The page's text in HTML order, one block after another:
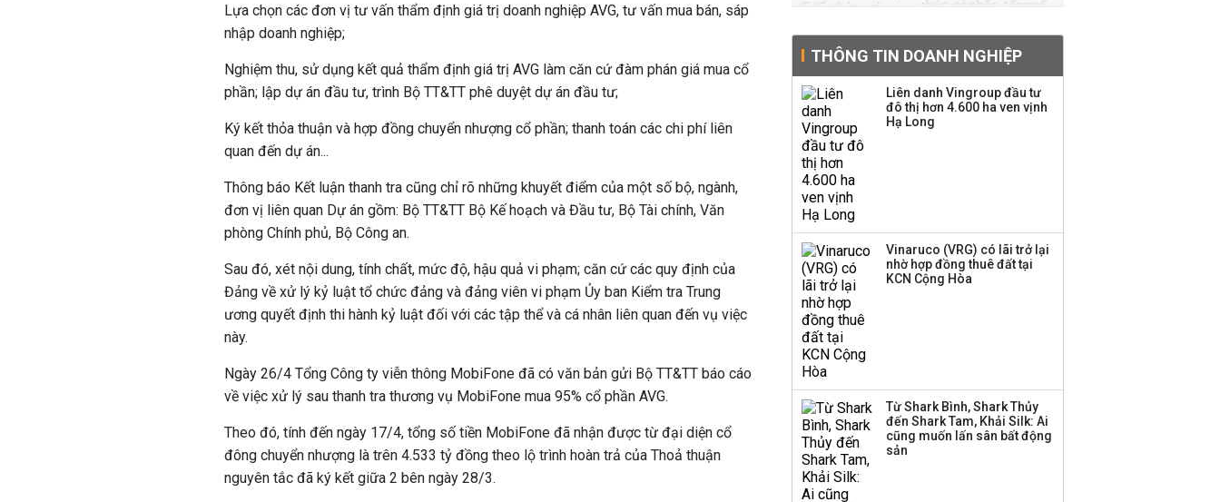
Lựa chọn các đơn vị tư vấn thẩm định giá trị doanh nghiệp AVG, tư vấn mua bán, sáp
nhập doanh nghiệp;
Nghiệm thu, sử dụng kết quả thẩm định giá trị AVG làm căn cứ đàm phán giá mua cổ
phần; lập dự án đầu tư, trình Bộ TT&TT phê duyệt dự án đầu tư;
Ký kết thỏa thuận và hợp đồng chuyển nhượng cổ phần; thanh toán các chi phí liên
quan đến dự án...
Thông báo Kết luận thanh tra cũng chỉ rõ những khuyết điểm của một số bộ, ngành,
đơn vị liên quan Dự án gồm: Bộ TT&TT Bộ Kế hoạch và Đầu tư, Bộ Tài chính, Văn
phòng Chính phủ, Bộ Công an.
Sau đó, xét nội dung, tính chất, mức độ, hậu quả vi phạm; căn cứ các quy định của
Đảng về xử lý kỷ luật tổ chức đảng và đảng viên vi phạm Ủy ban Kiểm tra Trung
ương quyết định thi hành kỷ luật đối với các tập thể và cá nhân liên quan đến vụ việc
này.
Ngày 26/4 Tổng Công ty viễn thông MobiFone đã có văn bản gửi Bộ TT&TT báo cáo
về việc xử lý sau thanh tra thương vụ MobiFone mua 95% cổ phần AVG.
Theo đó, tính đến ngày 17/4, tổng số tiền MobiFone đã nhận được từ đại diện cổ
đông chuyển nhượng là trên 4.533 tỷ đồng theo lộ trình hoàn trả của Thoả thuận
nguyên tắc đã ký kết giữa 2 bên ngày 28/3.
chức, cá nhân, tổng số
Kinh Bắc dự kiến cho
thuê tối thiểu 100 ha
đất công nghiệp trong
doanh nghiệp Mỹ
Keppel ký thỏa thuận
Sacombank phát hành
ba đợt trái phiếu thu về
hơn 3.600 tỷ, lãi suất
trả lên tới 10%/năm
THÔNG TIN DOANH NGHIỆP
Liên danh Vingroup đầu tư
đô thị hơn 4.600 ha ven vịnh
Hạ Long
Vinaruco (VRG) có lãi trở lại
nhờ hợp đồng thuê đất tại
KCN Cộng Hòa
Từ Shark Bình, Shark Thủy
đến Shark Tam, Khải Silk: Ai
cũng muốn lấn sân bất động
sản